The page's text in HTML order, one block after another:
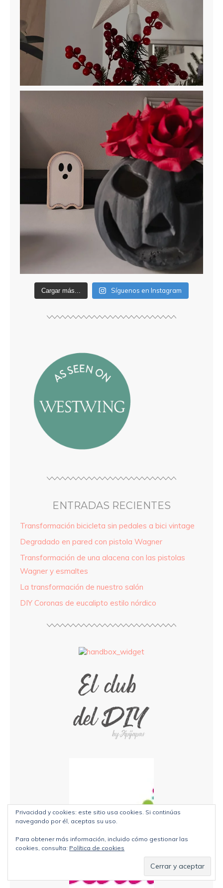
Cargar más... Síguenos en Instagram
ENTRADAS RECIENTES
Transformación bicicleta sin pedales a bici vintage
Degradado en pared con pistola Wagner
Transformación de una alacena con las pistolas
Wagner y esmaltes
La transformación de nuestro salón
DIY Coronas de eucalipto estilo nórdico
Privacidad y cookies: este sitio usa cookies. Si continúas
navegando por él, aceptas su uso.
Para obtener más información, incluido cómo gestionar las
cookies, consulta: Política de cookies